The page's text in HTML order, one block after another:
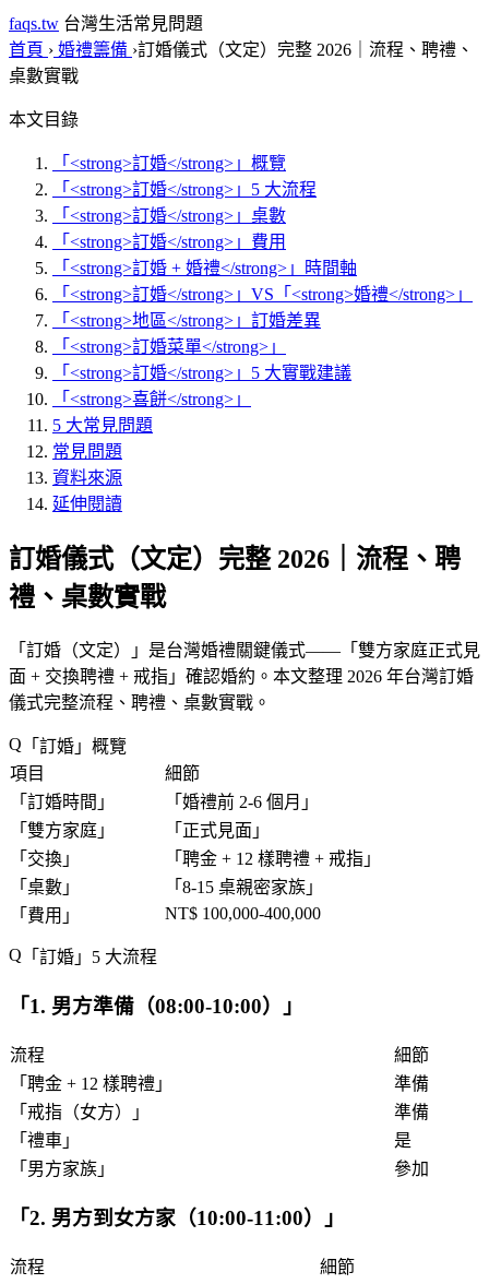
faqs.tw 台灣生活常見問題
首頁 › 婚禮籌備 ›訂婚儀式（文定）完整 2026｜流程、聘禮、
桌數實戰
本文目錄
「<strong>訂婚</strong>」概覽
「<strong>訂婚</strong>」5 大流程
「<strong>訂婚</strong>」桌數
「<strong>訂婚</strong>」費用
「<strong>訂婚 + 婚禮</strong>」時間軸
「<strong>訂婚</strong>」VS「<strong>婚禮</strong>」
「<strong>地區</strong>」訂婚差異
「<strong>訂婚菜單</strong>」
「<strong>訂婚</strong>」5 大實戰建議
「<strong>喜餅</strong>」
5 大常見問題
常見問題
資料來源
延伸閱讀
訂婚儀式（文定）完整 2026｜流程、聘
禮、桌數實戰
「 訂婚（文定） 」是台灣婚禮關鍵儀式——「 雙方家庭正式見
面 + 交換聘禮 + 戒指 」確認婚約。本文整理 2026 年台灣訂婚
儀式完整流程、聘禮、桌數實戰。
「 訂婚 」概覽
項目
細節
「 訂婚時間 」 「 婚禮前 2-6 個月 」
「 雙方家庭 」 「 正式見面 」
「 交換 」 「 聘金 + 12 樣聘禮 + 戒指 」
「 桌數 」 「 8-15 桌親密家族 」
「 費用 」 NT$ 100,000-400,000
「 訂婚 」5 大流程
「1. 男方準備（08:00-10:00） 」
流程
細節
「 聘金 + 12 樣聘禮 」
準備
「 戒指（女方） 」
準備
「 禮車 」
是
「 男方家族 」 參加
「2. 男方到女方家（10:00-11:00） 」
流程
細節